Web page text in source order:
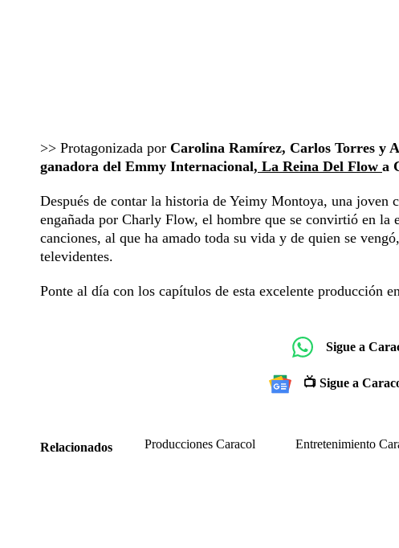
>> Protagonizada por Carolina Ramírez, Carlos Torres y
ganadora del Emmy Internacional, La Reina Del Flow a
Después de contar la historia de Yeimy Montoya, una joven
engañada por Charly Flow, el hombre que se convirtió en la
canciones, al que ha amado toda su vida y de quien se
televidentes.
Ponte al día con los capítulos de esta excelente producción en
Sigue a
📺 Sigue a
Relacionados Producciones Caracol Entretenimiento